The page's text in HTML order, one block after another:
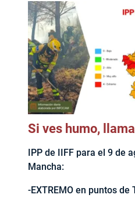
Si ves humo,
IPP de IIFF para el 9 de
Mancha:
-EXTREMO en puntos de